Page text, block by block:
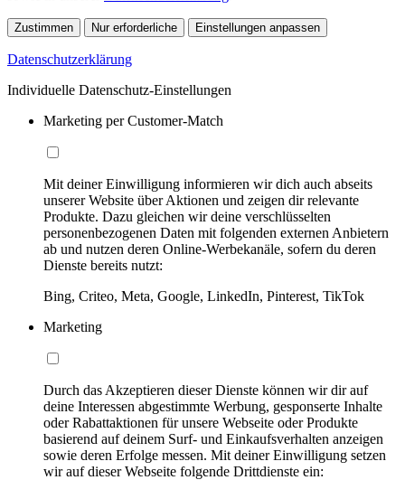
Zustimmen Nur erforderliche Einstellungen anpassen
Datenschutzerklärung
Individuelle Datenschutz-Einstellungen
Marketing per Customer-Match
Mit deiner Einwilligung informieren wir dich auch abseits
unserer Website über Aktionen und zeigen dir relevante
Produkte. Dazu gleichen wir deine verschlüsselten
personenbezogenen Daten mit folgenden externen Anbietern
ab und nutzen deren Online-Werbekanäle, sofern du deren
Dienste bereits nutzt:
Bing, Criteo, Meta, Google, LinkedIn, Pinterest, TikTok
Marketing
Durch das Akzeptieren dieser Dienste können wir dir auf
deine Interessen abgestimmte Werbung, gesponserte Inhalte
oder Rabattaktionen für unsere Webseite oder Produkte
basierend auf deinem Surf- und Einkaufsverhalten anzeigen
sowie deren Erfolge messen. Mit deiner Einwilligung setzen
wir auf dieser Webseite folgende Drittdienste ein: